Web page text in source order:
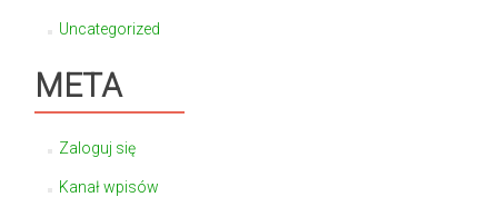
Uncategorized
META
Zaloguj się
Kanał wpisów